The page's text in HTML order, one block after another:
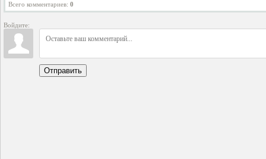
Всего комментариев: 0
Войдите:
Отправить